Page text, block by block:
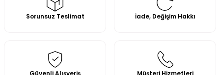
Sorunsuz Teslimat İade, Değişim Hakkı